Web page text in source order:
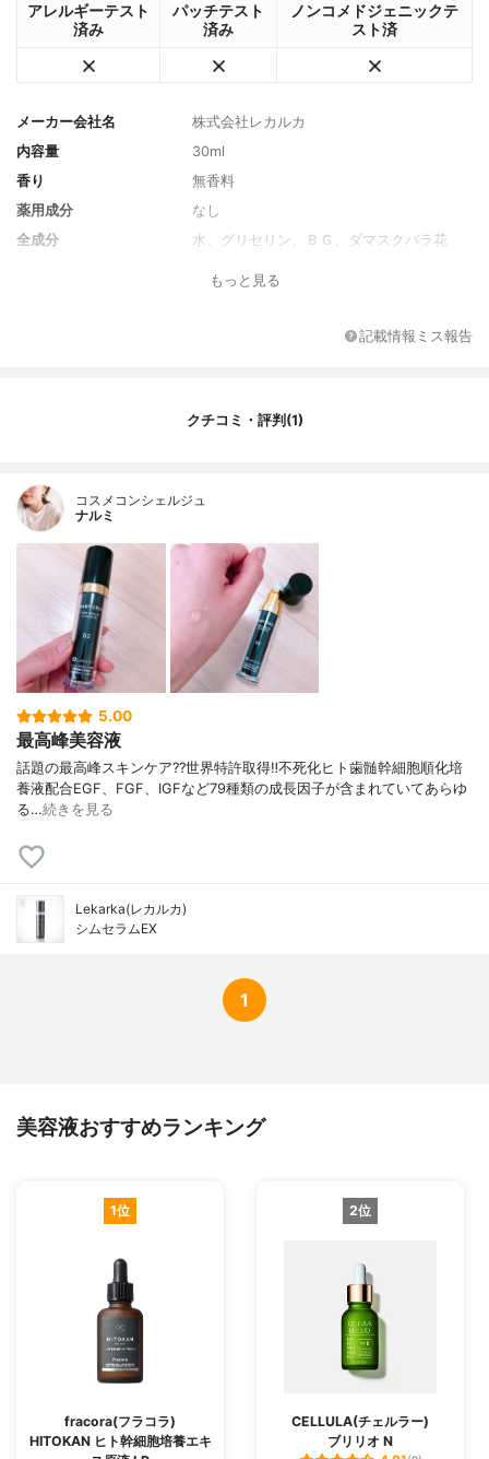
アレルギーテスト
済み
パッチテスト
済み
ノンコメドジェニックテ
スト済
メーカー会社名
株式会社レカルカ
内容量
30ml
香り
無香料
薬用成分
なし
全成分
水、グリセリン、ＢＧ、ダマスクバラ花
ル、シクロヘキシルグリセリン、セロリエ
ル、ヒト歯髄細胞順化培養液、合成ヒト遺
チルレゾルシノール、ダマスクバラ花油、
リン酸Ｎａ、ホホバ種子油、マカデミア種
ン、フィトステロールズ、スクワラン、ソ
ルビトール、カルボマー、キサンタンガ
ム、エチドロン酸、水酸化Ｋ、ＰＶＰ、エ
タノール、トリ（カプリル酸／カプリン
酸）グリセリル、ＥＤＴＡ-２Ｎａ、１,２-
ヘキサンジオール
もっと見る
記載情報ミス報告
クチコミ・評判(1)
コスメコンシェルジュ
ナルミ
5.00
最高峰美容液
話題の最高峰スキンケア?? 世界特許取得‼️ 不死化ヒト歯髄幹細胞順化培
養液配合 EGF、FGF、IGFなど 79種類の成長因子が含まれていて あらゆ
る…続きを見る
Lekarka(レカルカ)
シムセラムEX
1
美容液おすすめランキング
1位
fracora(フラコラ)
HITOKAN ヒト幹細胞培養エキ
2位
CELLULA(チェルラー)
ブリリオ N